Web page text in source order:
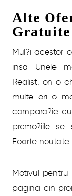
Alte
Mul?i acestor
insa Unele
Realist, on o
multe ori o
compara?ie
promo?iile
Foarte noutate.
Motivul
pagina din